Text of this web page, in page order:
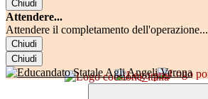
Chiudi
Attendere...
Attendere il completamento dell'operazione...
Chiudi
Chiudi